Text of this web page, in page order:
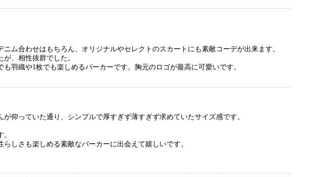
ム合わせはもちろん、オリジナルやセレクトのスカートにも素敵コーデが出来ます。
、相性抜群でした。
羽織や1枚でも楽しめるパーカーです。胸元のロゴが最高に可愛いです。
仰っていた通り、シンプルで厚すぎず薄すぎず求めていたサイズ感です。
しさも楽しめる素敵なパーカーに出会えて嬉しいです。